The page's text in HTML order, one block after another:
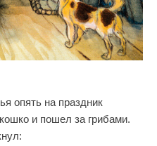
опять на праздник
и пошел за грибами.